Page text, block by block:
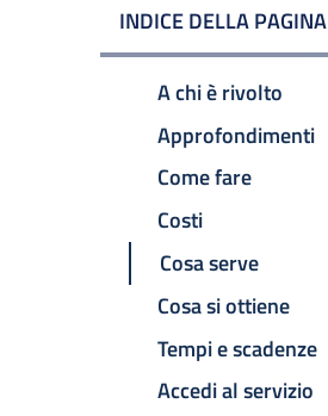
INDICE DELLA PAGINA
A chi è rivolto
Approfondimenti
Come fare
Costi
Cosa serve
Cosa si ottiene
Tempi e scadenze
Accedi al servizio